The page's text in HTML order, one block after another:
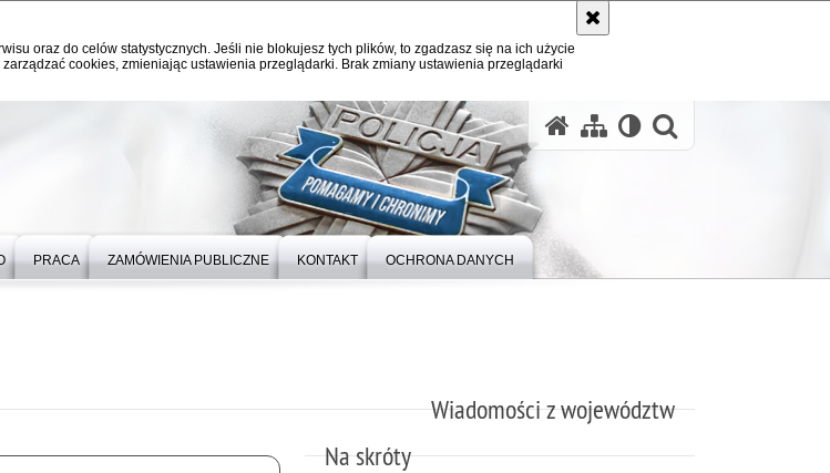
oraz do celów statystycznych. Jeśli nie blokujesz tych plików, to zgadzasz się na ich użycie
cookies, zmieniając ustawienia przeglądarki. Brak zmiany ustawienia przeglądarki
PRACA ZAMÓWIENIA PUBLICZNE KONTAKT OCHRONA DANYCH
Wiadomości z województw
Na skróty